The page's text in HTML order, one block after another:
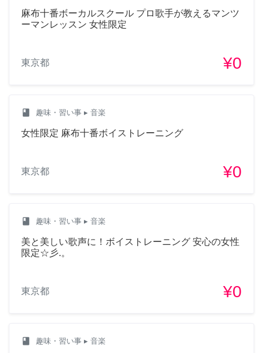
麻布十番ボーカルスクール プロ歌手が教えるマンツ
ーマンレッスン 女性限定
東京都 ¥0
class 趣味・習い事 ▸ 音楽
女性限定 麻布十番ボイストレーニング
東京都 ¥0
class 趣味・習い事 ▸ 音楽
美と美しい歌声に！ボイストレーニング 安心の女性
限定☆彡.。
東京都 ¥0
class 趣味・習い事 ▸ 音楽